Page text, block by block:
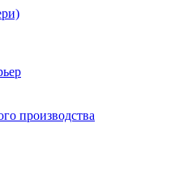
производства